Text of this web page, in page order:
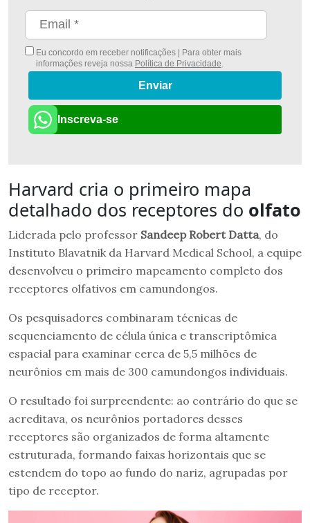
Eu concordo em receber notificações | Para obter mais
informações reveja nossa Política de Privacidade
Enviar
Inscreva-se
Harvard cria o primeiro mapa
detalhado dos receptores do olfato
Liderada pelo professor Sandeep Robert Datta, do
Instituto Blavatnik da Harvard Medical School, a equipe
desenvolveu o primeiro mapeamento completo dos
receptores olfativos em camundongos.
Os pesquisadores combinaram técnicas de
sequenciamento de célula única e transcriptômica
espacial para examinar cerca de 5,5 milhões de
neurônios em mais de 300 camundongos individuais.
O resultado foi surpreendente: ao contrário do que se
acreditava, os neurônios portadores desses
receptores são organizados de forma altamente
estruturada, formando faixas horizontais que se
estendem do topo ao fundo do nariz, agrupadas por
tipo de receptor.